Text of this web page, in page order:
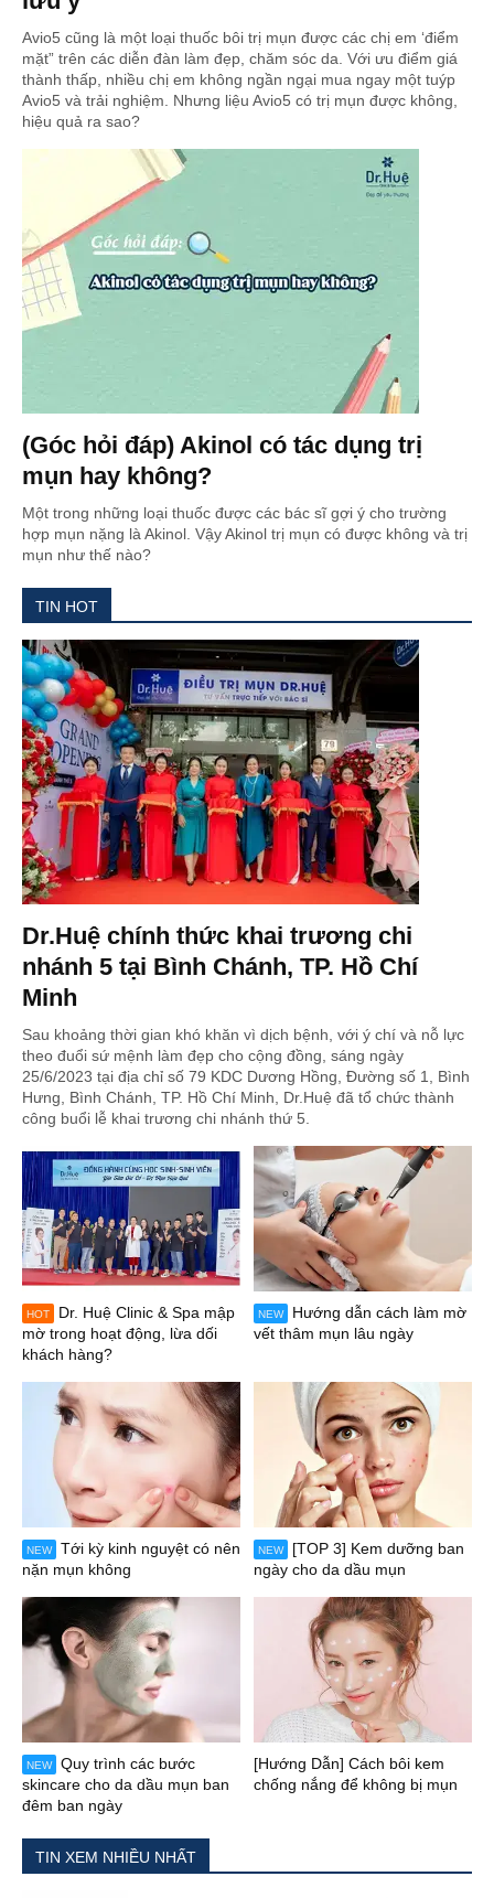
Avio5 cũng là một loại thuốc bôi trị mụn được các chị em ‘điểm
mặt” trên các diễn đàn làm đẹp, chăm sóc da. Với ưu điểm giá
thành thấp, nhiều chị em không ngần ngại mua ngay một tuýp
Avio5 và trải nghiệm. Nhưng liệu Avio5 có trị mụn được không,
hiệu quả ra sao?
(Góc hỏi đáp) Akinol có tác dụng trị
mụn hay không?
Một trong những loại thuốc được các bác sĩ gợi ý cho trường
hợp mụn nặng là Akinol. Vậy Akinol trị mụn có được không và trị
mụn như thế nào?
TIN HOT
Dr.Huệ chính thức khai trương chi
nhánh 5 tại Bình Chánh, TP. Hồ Chí
Minh
Sau khoảng thời gian khó khăn vì dịch bệnh, với ý chí và nỗ lực
theo đuổi sứ mệnh làm đẹp cho cộng đồng, sáng ngày
25/6/2023 tại địa chỉ số 79 KDC Dương Hồng, Đường số 1, Bình
Hưng, Bình Chánh, TP. Hồ Chí Minh, Dr.Huệ đã tổ chức thành
công buổi lễ khai trương chi nhánh thứ 5.
HOT
Dr. Huệ Clinic & Spa mập
mờ trong hoạt động, lừa dối
khách hàng?
NEW
Hướng dẫn cách làm mờ
vết thâm mụn lâu ngày
NEW
Tới kỳ kinh nguyệt có nên
nặn mụn không
NEW
[TOP 3] Kem dưỡng ban
ngày cho da dầu mụn
NEW
Quy trình các bước
skincare cho da dầu mụn ban
đêm ban ngày
[Hướng Dẫn] Cách bôi kem
chống nắng để không bị mụn
TIN XEM NHIỀU NHẤT